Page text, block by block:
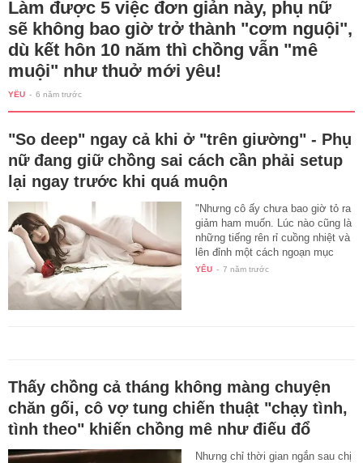
Làm được 5 việc đơn giản này, phụ nữ
sẽ không bao giờ trở thành "cơm nguội",
dù kết hôn 10 năm thì chồng vẫn "mê
muội" như thuở mới yêu!
YÊU - 6 năm trước
"So deep" ngay cả khi ở "trên giường" - Phụ
nữ đang giữ chồng sai cách cần phải setup
lại ngay trước khi quá muộn
"Nhưng cô ấy chưa bao giờ tỏ ra
giảm ham muốn. Lúc nào cũng là
những tiếng rên rỉ cuồng nhiệt và
lên đỉnh một cách ngoạn mục
làm…
YÊU - 7 năm trước
Thấy chồng cả tháng không màng chuyện
chăn gối, cô vợ tung chiến thuật "chạy tình,
tình theo" khiến chồng mê như điếu đổ
Nhưng chỉ thời gian ngắn sau chị